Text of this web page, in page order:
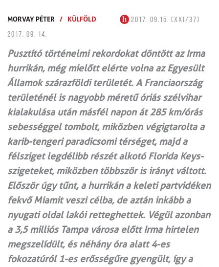
MORVAY PÉTER / KÜLFÖLD
2017. 09.15. (XXI/37)
2017. 09. 14.
Pusztító történelmi rekordokat döntött az Irma
hurrikán, még mielőtt elérte volna az Egyesült
Államok szárazföldi területét. A Franciaország
területénél is nagyobb méretű óriás szélvihar
kialakulása után másfél napon át 285 km/órás
sebességgel tombolt, miközben végigtarolta a
karib-tengeri paradicsomi térséget, majd a
félsziget legdélibb részét alkotó Florida Keys-
szigeteket, miközben többször is irányt váltott.
Először úgy tűnt, a hurrikán a keleti partvidéken
fekvő Miamit veszi célba, de aztán inkább a
nyugati oldal lakói retteghettek. Végül azonban
a 3,5 milliós Tampa városa előtt Irma hirtelen
megszelídült, és néhány óra alatt 4-es
fokozatúról 1-es erősségűre gyengült, így a